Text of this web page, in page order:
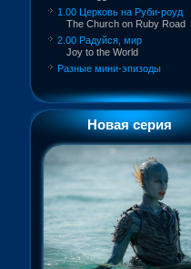
1.00 Церковь на Руби-роуд
The Church on Ruby Road
2.00 Радуйся, мир
Joy to the World
Разные мини-эпизоды
Новая серия